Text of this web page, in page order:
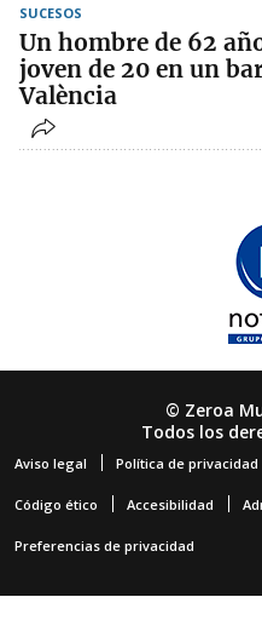
SUCESOS
Un hombre de 62
joven de 20 en un
València
© Zeroa
Todos los
Aviso legal Política de privacidad
Código ético Accesibilidad
Preferencias de privacidad